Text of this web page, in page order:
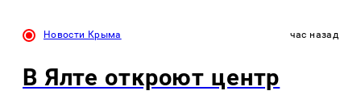
Новости Крыма час назад
В Ялте откроют центр